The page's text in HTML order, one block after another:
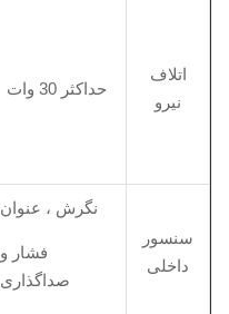
اتلاف
نیرو
حداکثر 30 وات
سنسور
داخلی
نگرش ، عنوان
فشار و
صداگذاری